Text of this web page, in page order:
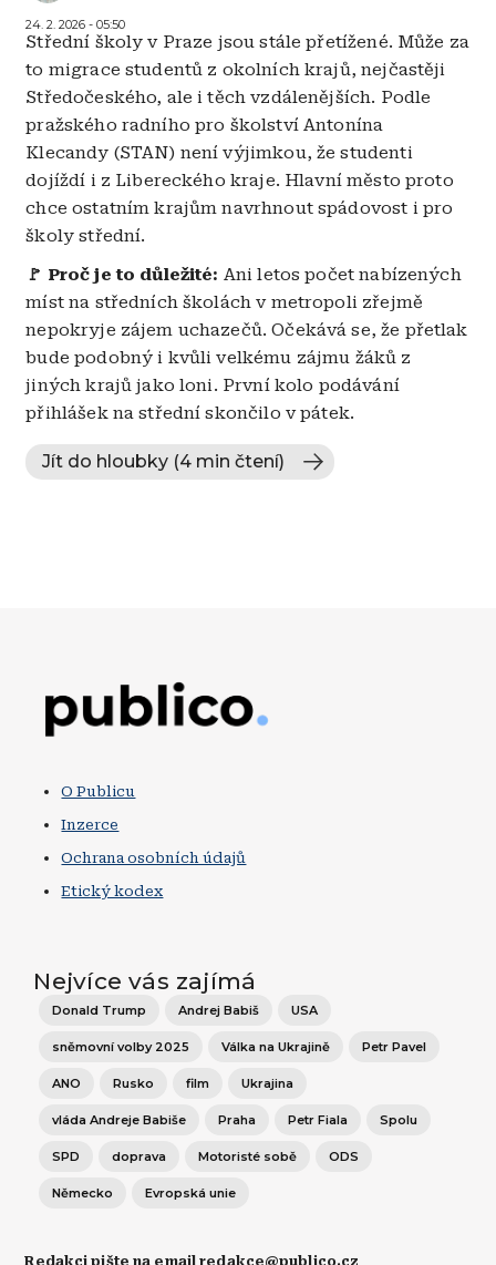
24. 2. 2026 - 05:50
Střední školy v Praze jsou stále přetížené. Může za
to migrace studentů z okolních krajů, nejčastěji
Středočeského, ale i těch vzdálenějších. Podle
pražského radního pro školství Antonína
Klecandy (STAN) není výjimkou, že studenti
dojíždí i z Libereckého kraje. Hlavní město proto
chce ostatním krajům navrhnout spádovost i pro
školy střední.
🚩 Proč je to důležité: Ani letos počet nabízených
míst na středních školách v metropoli zřejmě
nepokryje zájem uchazečů. Očekává se, že přetlak
bude podobný i kvůli velkému zájmu žáků z
jiných krajů jako loni. První kolo podávání
přihlášek na střední skončilo v pátek.
Jít do hloubky (4 min čtení)
O Publicu
Inzerce
Ochrana osobních údajů
Etický kodex
Nejvíce vás zajímá
Donald Trump Andrej Babiš USA
sněmovní volby 2025 Válka na Ukrajině Petr Pavel
ANO Rusko film Ukrajina
vláda Andreje Babiše Praha Petr Fiala Spolu
SPD doprava Motoristé sobě ODS
Německo Evropská unie
Redakci pište na email redakce@publico.cz